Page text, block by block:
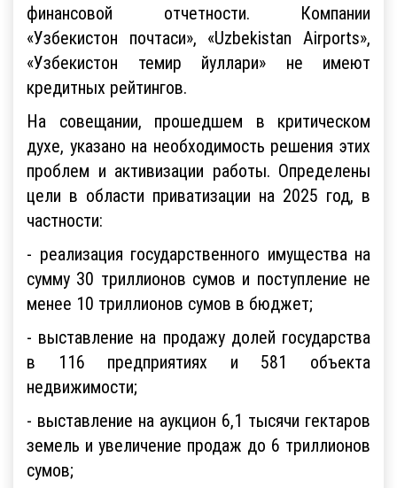
финансовой отчетности. Компании
«Узбекистон почтаси», «Uzbekistan Airports»,
«Узбекистон темир йуллари» не имеют
кредитных рейтингов.
На совещании, прошедшем в критическом
духе, указано на необходимость решения этих
проблем и активизации работы. Определены
цели в области приватизации на 2025 год, в
частности:
- реализация государственного имущества на
сумму 30 триллионов сумов и поступление не
менее 10 триллионов сумов в бюджет;
- выставление на продажу долей государства
в 116 предприятиях и 581 объекта
недвижимости;
- выставление на аукцион 6,1 тысячи гектаров
земель и увеличение продаж до 6 триллионов
сумов;